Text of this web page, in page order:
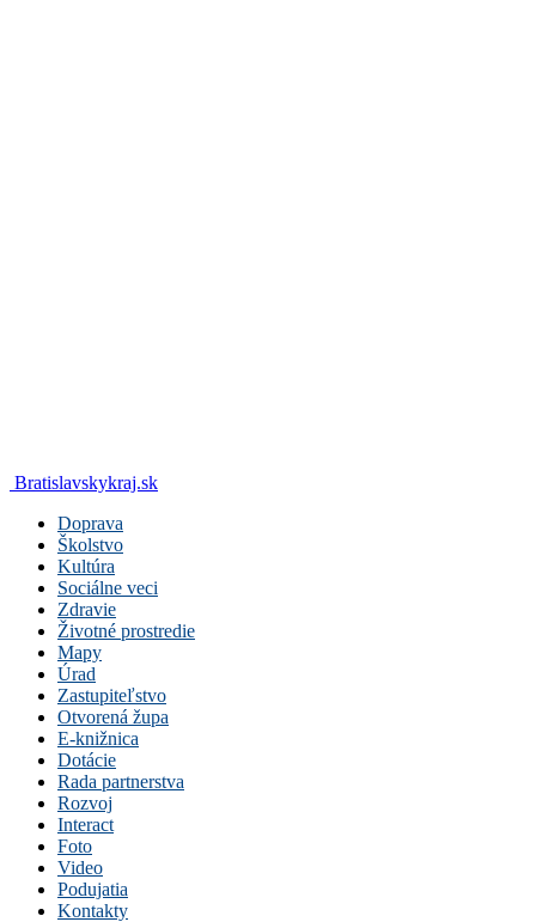
Bratislavskykraj.sk
Doprava
Školstvo
Kultúra
Sociálne veci
Zdravie
Životné prostredie
Mapy
Úrad
Zastupiteľstvo
Otvorená župa
E-knižnica
Dotácie
Rada partnerstva
Rozvoj
Interact
Foto
Video
Podujatia
Kontakty